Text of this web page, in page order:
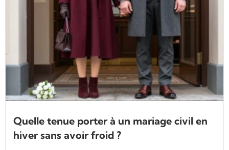
Quelle tenue porter à un mariage civil en
hiver sans avoir froid ?